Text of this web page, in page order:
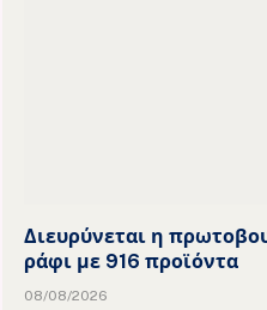
Διευρύνεται η
ράφι με 916 προϊόντα
08/08/2026